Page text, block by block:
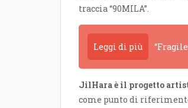
traccia “90MILA”.
Leggi di più
JilHara è il progetto
come punto di